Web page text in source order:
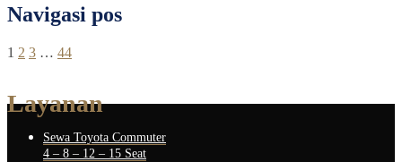
Navigasi pos
1 2 3 … 44
Layanan
Sewa Toyota Commuter
4 – 8 – 12 – 15 Seat